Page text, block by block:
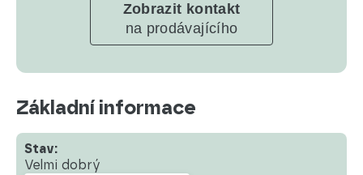
Zobrazit kontakt
na prodávajícího
Základní informace
Stav:
Velmi dobrý